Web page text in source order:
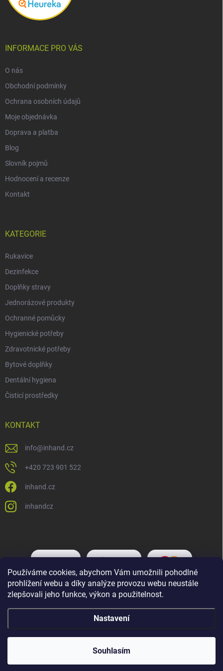
Používáme cookies, abychom Vám umožnili pohodlné
prohlížení webu a díky analýze provozu webu neustále
zlepšovali jeho funkce, výkon a použitelnost.
Nastavení
Souhlasím
INFORMACE PRO VÁS
O nás
Obchodní podmínky
Ochrana osobních údajů
Moje objednávka
Doprava a platba
Blog
Slovník pojmů
Hodnocení a recenze
Kontakt
KATEGORIE
Rukavice
Dezinfekce
Doplňky stravy
Jednorázové produkty
Ochranné pomůcky
Hygienické potřeby
Zdravotnické potřeby
Bytové doplňky
Dentální hygiena
Čisticí prostředky
KONTAKT
info@inhand.cz
+420 723 901 522
inhand.cz
inhandcz
Copyright 2026Inhand.cz. Všechna práva vyhrazena.Upravit nastavení
cookies